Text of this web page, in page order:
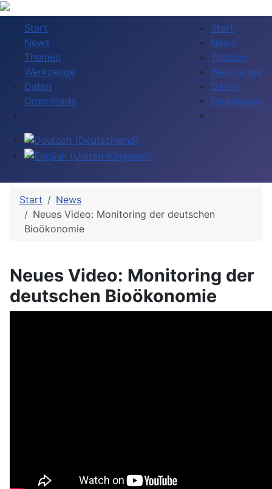
Start
News
Themen
Werkzeuge
Daten
Downloads
Start
News
Themen
Werkzeuge
Daten
Downloads
Sprache auswählen
Start
News
Neues Video: Monitoring der deutschen
Bioökonomie
Neues Video: Monitoring der
deutschen Bioökonomie